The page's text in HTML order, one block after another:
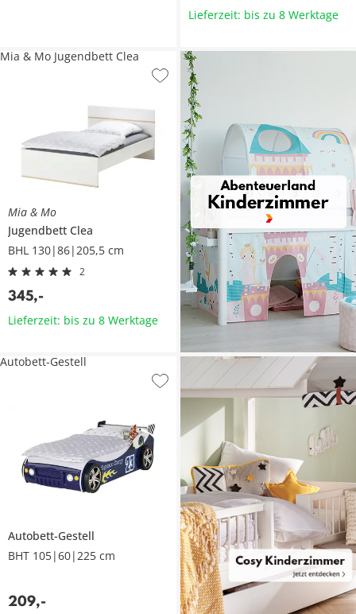
Lieferzeit: bis zu 8 Werktage
Mia & Mo
Jugendbett Clea
BHL 130|86|205,5 cm
2
345,-
Mia & Mo Jugendbett Clea
Lieferzeit: bis zu 8 Werktage
Autobett-Gestell
BHT 105|60|225 cm
209,-
Autobett-Gestell